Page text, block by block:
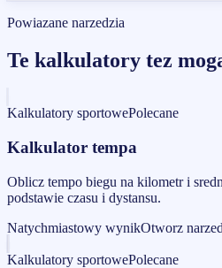
Powiazane narzedzia
Te kalkulatory tez
Kalkulatory sportowePolecane
Kalkulator tempa
Oblicz tempo biegu na kilometr i
podstawie czasu i dystansu.
Natychmiastowy wynikOtworz
Kalkulatory sportowePolecane